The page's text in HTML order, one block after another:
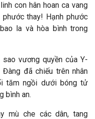
con hân hoan ca vang
phước thay! Hạnh phước
la và hòa bình trong
sao vương quyền của Y-
đã chiếu trên nhân
tăm ngồi dưới bóng tử
bình an.
mù che các dân, tang